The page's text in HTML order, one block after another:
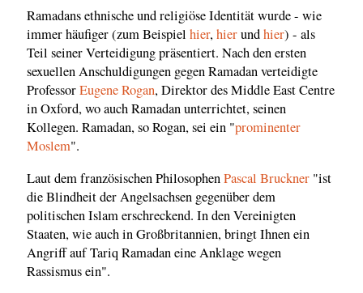
Ramadans ethnische und religiöse Identität wurde - wie
immer häufiger (zum Beispiel hier,hierundhier) - als
Teil seiner Verteidigung präsentiert. Nach den ersten
sexuellen Anschuldigungen gegen Ramadan verteidigte
ProfessorEugene Rogan, Direktor des Middle East Centre
in Oxford, wo auch Ramadan unterrichtet, seinen
Kollegen. Ramadan, so Rogan, sei ein "prominenter
Moslem".
Laut dem französischen PhilosophenPascal Bruckner "ist
die Blindheit der Angelsachsen gegenüber dem
politischen Islam erschreckend. In den Vereinigten
Staaten, wie auch in Großbritannien, bringt Ihnen ein
Angriff auf Tariq Ramadan eine Anklage wegen
Rassismus ein".